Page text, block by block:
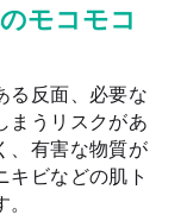
モコモコ
る反面、必要な
まうリスクがあ
、有害な物質が
キビなどの肌ト